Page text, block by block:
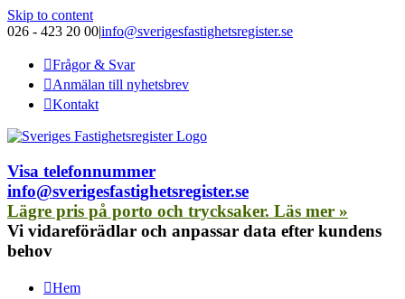
Skip to content
026 - 423 20 00|info@sverigesfastighetsregister.se
Frågor & Svar
Anmälan till nyhetsbrev
Kontakt
Visa telefonnummer
info@sverigesfastighetsregister.se
Lägre pris på porto och trycksaker. Läs mer »
Vi vidareförädlar och anpassar data efter kundens
behov
Hem